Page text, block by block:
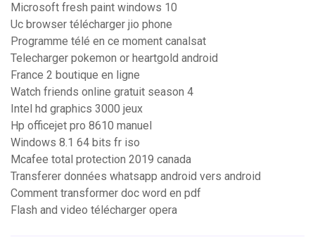
Microsoft fresh paint windows 10
Uc browser télécharger jio phone
Programme télé en ce moment canalsat
Telecharger pokemon or heartgold android
France 2 boutique en ligne
Watch friends online gratuit season 4
Intel hd graphics 3000 jeux
Hp officejet pro 8610 manuel
Windows 8.1 64 bits fr iso
Mcafee total protection 2019 canada
Transferer données whatsapp android vers android
Comment transformer doc word en pdf
Flash and video télécharger opera